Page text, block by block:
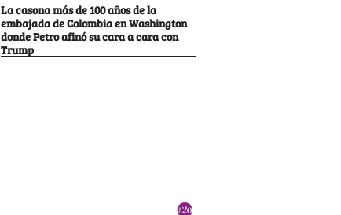
La casona más de 100 años de la
embajada de Colombia en Washington
donde Petro afinó su cara a cara con
Trump